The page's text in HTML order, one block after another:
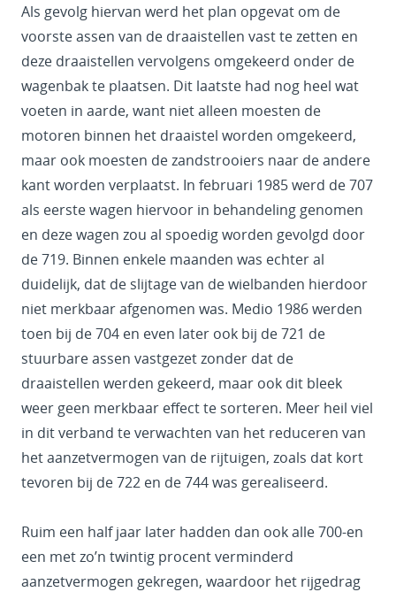
Als gevolg hiervan werd het plan opgevat om de
voorste assen van de draaistellen vast te zetten en
deze draaistellen vervolgens omgekeerd onder de
wagenbak te plaatsen. Dit laatste had nog heel wat
voeten in aarde, want niet alleen moesten de
motoren binnen het draaistel worden omgekeerd,
maar ook moesten de zandstrooiers naar de andere
kant worden verplaatst. In februari 1985 werd de 707
als eerste wagen hiervoor in behandeling genomen
en deze wagen zou al spoedig worden gevolgd door
de 719. Binnen enkele maanden was echter al
duidelijk, dat de slijtage van de wielbanden hierdoor
niet merkbaar afgenomen was. Medio 1986 werden
toen bij de 704 en even later ook bij de 721 de
stuurbare assen vastgezet zonder dat de
draaistellen werden gekeerd, maar ook dit bleek
weer geen merkbaar effect te sorteren. Meer heil viel
in dit verband te verwachten van het reduceren van
het aanzetvermogen van de rijtuigen, zoals dat kort
tevoren bij de 722 en de 744 was gerealiseerd.
Ruim een half jaar later hadden dan ook alle 700-en
een met zo’n twintig procent verminderd
aanzetvermogen gekregen, waardoor het rijgedrag